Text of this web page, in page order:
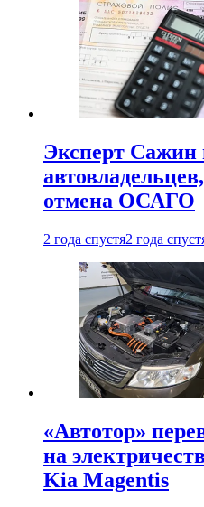
Эксперт Сажин
отмена ОСАГО
2 года спустя2 года
«Автотор»
на
Kia Magentis